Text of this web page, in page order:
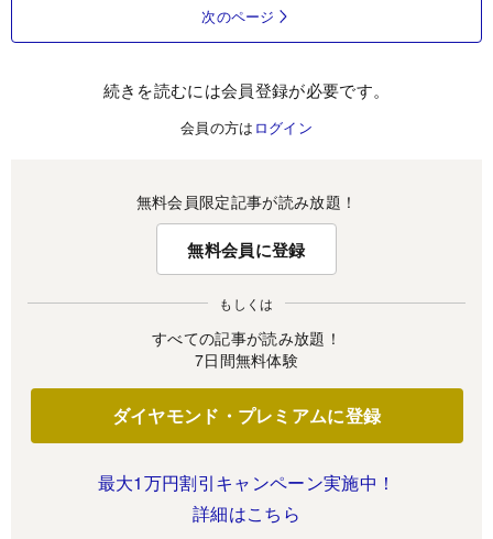
次のページ
続きを読むには会員登録が必要です。
会員の方は ログイン
無料会員限定記事が読み放題！
無料会員に登録
もしくは
すべての記事が読み放題！
7日間無料体験
ダイヤモンド・プレミアムに登録
最大1万円割引キャンペーン実施中！
詳細はこちら